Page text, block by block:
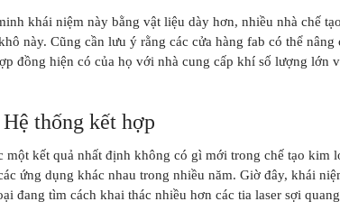
khái niệm này bằng vật liệu dày hơn, nhiều nhà chế
này. Cũng cần lưu ý rằng các cửa hàng fab có thể nâng
đồng hiện có của họ với nhà cung cấp khí số lượng lớn
thống kết hợp
một kết quả nhất định không có gì mới trong chế tạo kim
ứng dụng khác nhau trong nhiều năm. Giờ đây, khái
đang tìm cách khai thác nhiều hơn các tia laser sợi